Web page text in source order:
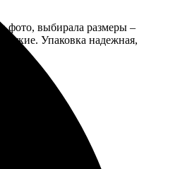
фото, выбирала размеры –
Упаковка надежная,